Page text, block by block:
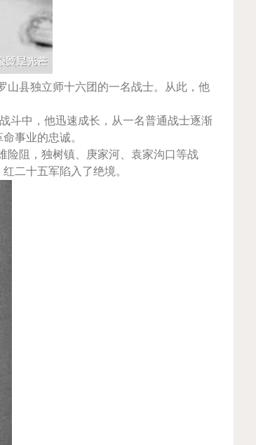
县独立师十六团的一名战士。从此，他
斗中，他迅速成长，从一名普通战士逐渐
事业的忠诚。
险阻，独树镇、庚家河、袁家沟口等战
二十五军陷入了绝境。